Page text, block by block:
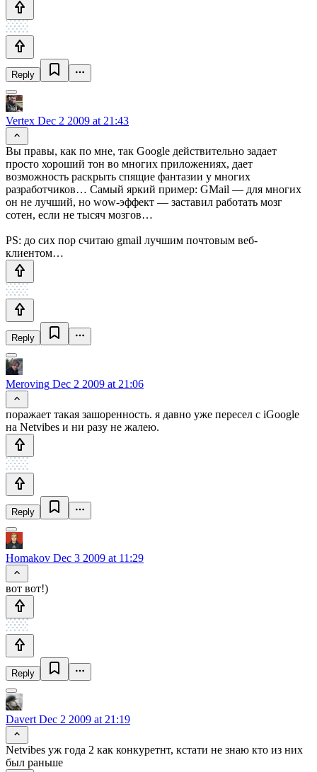
Reply
Vertex Dec 2 2009 at 21:43
Вы правы, как по мне, так Google действительно задает
просто хороший тон во многих приложениях, дает
возможность раскрыть спящие фантазии у многих
разработчиков… Самый яркий пример: GMail — для многих
он не лучший, но wow-эффект — заставил работать мозг
сотен, если не тысяч мозгов…
PS: до сих пор считаю gmail лучшим почтовым веб-
клиентом…
Reply
Meroving Dec 2 2009 at 21:06
поражает такая зашоренность. я давно уже пересел с iGoogle
на Netvibes и ни разу не жалею.
Reply
Homakov Dec 3 2009 at 11:29
вот вот!)
Reply
Davert Dec 2 2009 at 21:19
Netvibes уж года 2 как конкуретнт, кстати не знаю кто из них
был раньше